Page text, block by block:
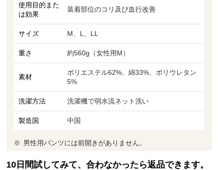
使用目的また
は効果
装着部位のコリ及び血行改善
サイズ M、L、LL
重さ 約560g（女性用M）
素材
ポリエステル62%、綿33%、ポリウレタン
5%
洗濯方法 洗濯機で弱水流ネット洗い
製造国 中国
男性用パンツには前開きがありません。
10日間試してみて、合わなかったら返品できます。